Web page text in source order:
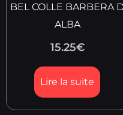
BEL COLLE BARBERA
ALBA
15.25€
Lire la suite